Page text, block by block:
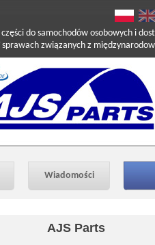
części do samochodów osobowych i
związanych z międzynarodową
Wiadomości
AJS Parts